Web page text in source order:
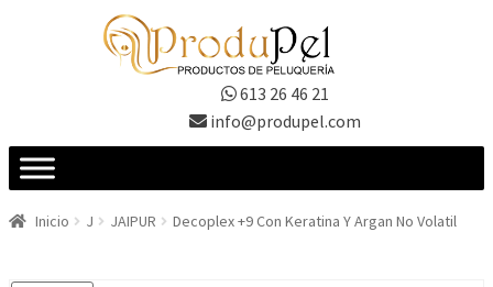
613 26 46 21
info@produpel.com
Inicio J JAIPUR Decoplex +9 Con Keratina Y Argan No Volatil